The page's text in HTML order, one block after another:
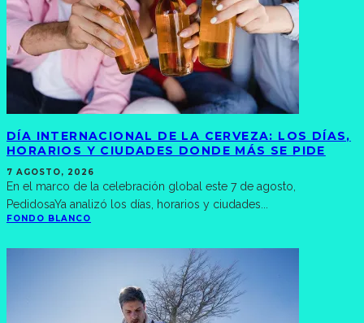
DÍA INTERNACIONAL DE LA CERVEZA: LOS DÍAS,
HORARIOS Y CIUDADES DONDE MÁS SE PIDE
7 AGOSTO, 2026
En el marco de la celebración global este 7 de agosto,
PedidosaYa analizó los días, horarios y ciudades
FONDO BLANCO